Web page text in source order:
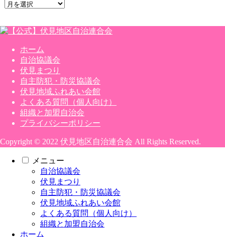
ホーム
自治協議会
伏見まつり
自主防犯・防災協議会
伏見地域ふれあい会館
よくある質問（個人向け）
組織と加盟自治会
プライバシーポリシー
Copyright © 2022 伏見地区自治連合会 All Rights Reserved.
メニュー
自治協議会
伏見まつり
自主防犯・防災協議会
伏見地域ふれあい会館
よくある質問（個人向け）
組織と加盟自治会
ホーム